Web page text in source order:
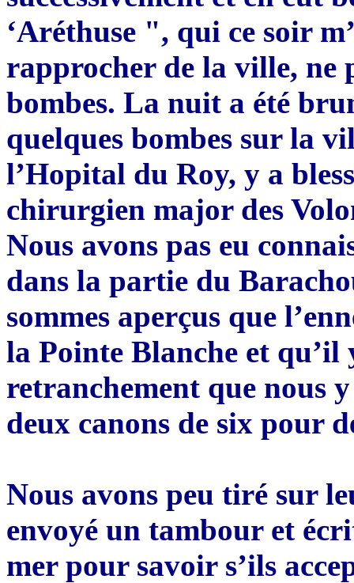
‘Aréthuse ", qui ce soir
rapprocher de la ville, ne
bombes. La nuit a été
quelques bombes sur la
l’Hopital du Roy, y a
chirurgien major des
Nous avons pas eu
dans la partie du
sommes aperçus que
la Pointe Blanche et qu’il
retranchement que nous
deux canons de six pour
Nous avons peu tiré sur
envoyé un tambour et
mer pour savoir s’ils